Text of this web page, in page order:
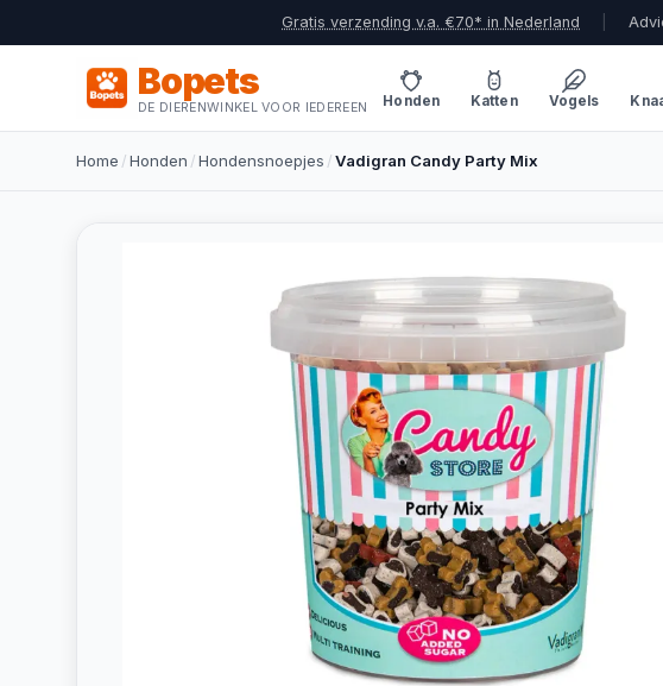
Gratis verzending v.a. €70* in Nederland
Bopets
DE DIERENWINKEL VOOR IEDEREEN Honden Katten Vogels
Home /Honden /Hondensnoepjes /Vadigran Candy Party Mix